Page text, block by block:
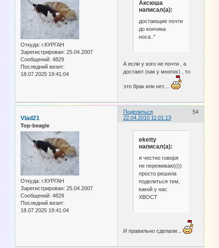
Откуда: г.КУРГАН
Зарегистрирован: 25.04.2007
Сообщений: 4829
Последний визит:
18.07.2025 19:41:04
Аксюша
написал(а):
достающие почти
до кончика
носа.."
А если у кого не почти , а
достают (как у многих) , то
это брак или нет....
Поделиться
54
22.04.2010 11:01:13
Vlad21
Top-beagle
Откуда: г.КУРГАН
Зарегистрирован: 25.04.2007
Сообщений: 4829
Последний визит:
18.07.2025 19:41:04
eketty
написал(а):
я честно говоря
не переживаю))))
просто решила
поделиться тем,
какой у нас
ХВОСТ
И правильно сделали...